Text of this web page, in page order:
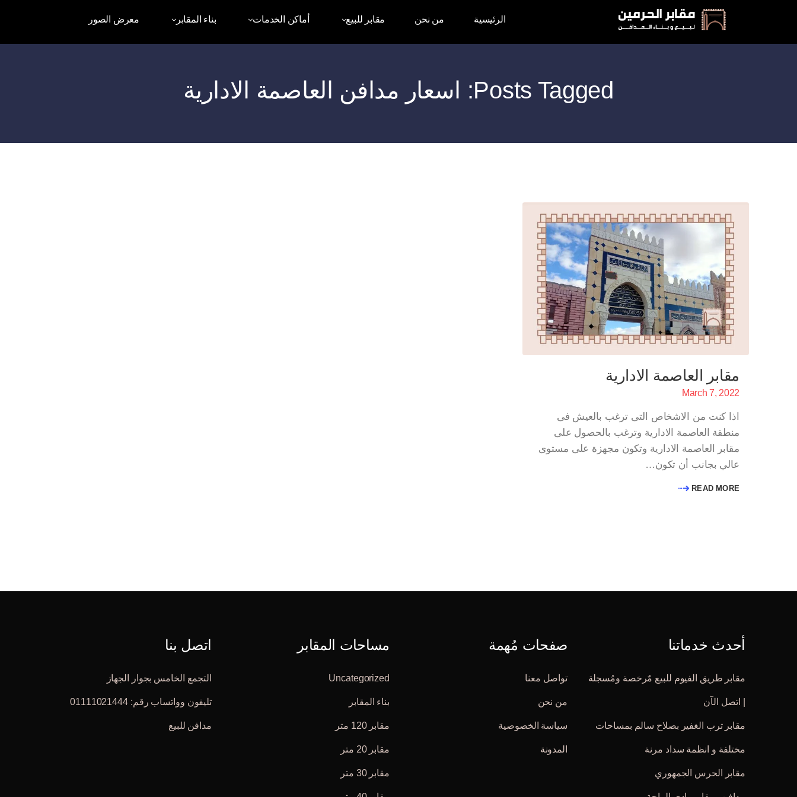
الرئيسية من نحن مقابر للبيع أماكن الخدمات بناء المقابر معرض الصور
Posts Tagged: اسعار مدافن العاصمة الادارية
مقابر العاصمة الادارية
March 7, 2022
اذا كنت من الاشخاص التى ترغب بالعيش فى
منطقة العاصمة الادارية وترغب بالحصول على
مقابر العاصمة الادارية وتكون مجهزة على مستوى
عالي بجانب أن تكون…
READ MORE
أحدث خدماتنا
مقابر طريق الفيوم للبيع مٌرخصة ومُسجلة
| اتصل الآن
مقابر ترب الغفير بصلاح سالم بمساحات
مختلفة و انظمة سداد مرنة
مقابر الحرس الجمهوري
صفحات مُهمة
تواصل معنا
من نحن
سياسة الخصوصية
المدونة
مساحات المقابر
Uncategorized
بناء المقابر
مقابر 120 متر
مقابر 20 متر
مقابر 30 متر
اتصل بنا
التجمع الخامس بجوار الجهاز
تليفون وواتساب رقم: 01111021444
مدافن للبيع